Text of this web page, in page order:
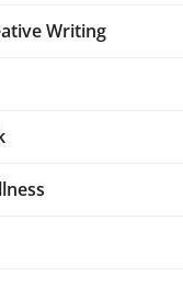
Writing